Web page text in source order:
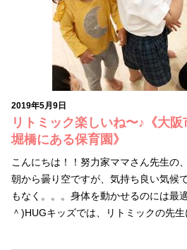
2019年5月9日
リトミック楽しいね〜♪《大
堀橋にある保育園》
こんにちは！！努力家ママさん先生の
朝から曇り空ですが、気持ち良い気候
もなく。。。身体を動かせるのには最
＾)HUGキッズでは、リトミックの先生